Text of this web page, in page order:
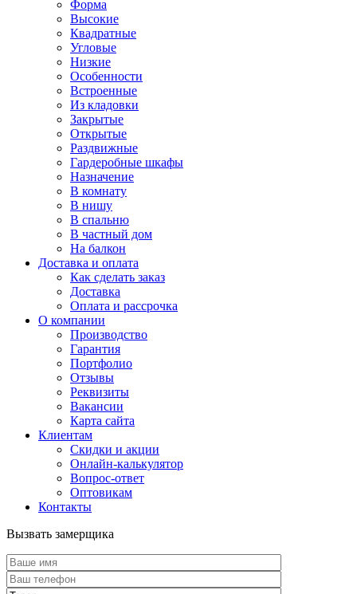
Форма
Высокие
Квадратные
Угловые
Низкие
Особенности
Встроенные
Из кладовки
Закрытые
Открытые
Раздвижные
Гардеробные шкафы
Назначение
В комнату
В нишу
В спальню
В частный дом
На балкон
Доставка и оплата
Как сделать заказ
Доставка
Оплата и рассрочка
О компании
Производство
Гарантия
Портфолио
Отзывы
Реквизиты
Вакансии
Карта сайта
Клиентам
Скидки и акции
Онлайн-калькулятор
Вопрос-ответ
Оптовикам
Контакты
Вызвать замерщика